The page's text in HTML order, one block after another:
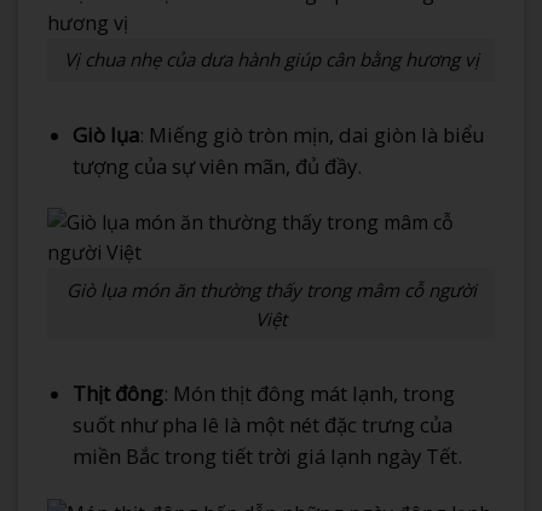
Vị chua nhẹ của dưa hành giúp cân bằng hương vị
Giò lụa: Miếng giò tròn mịn, dai giòn là biểu
tượng của sự viên mãn, đủ đầy.
Giò lụa món ăn thường thấy trong mâm cỗ người
Việt
Thịt đông: Món thịt đông mát lạnh, trong
suốt như pha lê là một nét đặc trưng của
miền Bắc trong tiết trời giá lạnh ngày Tết.